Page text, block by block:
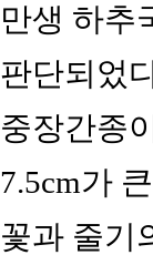
만생 하추
판단되었
중장간종
7.5cm가
꽃과 줄기